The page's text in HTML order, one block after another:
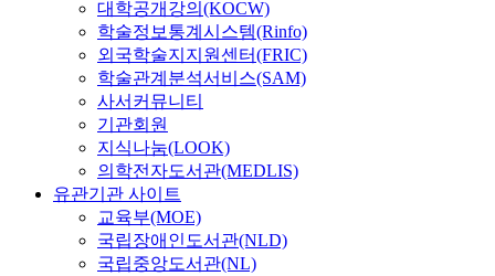
대학공개강의(KOCW)
학술정보통계시스템(Rinfo)
외국학술지지원센터(FRIC)
학술관계분석서비스(SAM)
사서커뮤니티
기관회원
지식나눔(LOOK)
의학전자도서관(MEDLIS)
유관기관 사이트
교육부(MOE)
국립장애인도서관(NLD)
국립중앙도서관(NL)